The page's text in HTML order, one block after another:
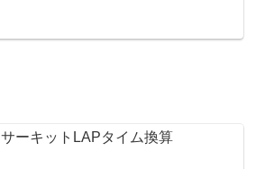
サーキットLAPタイム換算